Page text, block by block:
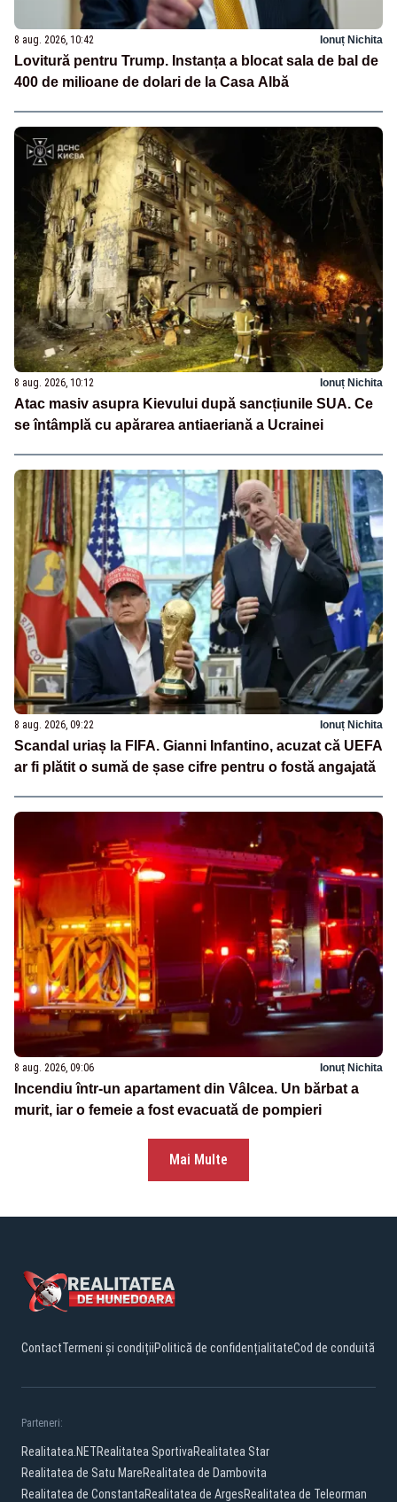
8 aug. 2026, 10:42 Ionuț Nichita
Lovitură pentru Trump. Instanța a blocat sala de bal de
400 de milioane de dolari de la Casa Albă
8 aug. 2026, 10:12 Ionuț Nichita
Atac masiv asupra Kievului după sancțiunile SUA. Ce
se întâmplă cu apărarea antiaeriană a Ucrainei
8 aug. 2026, 09:22 Ionuț Nichita
Scandal uriaș la FIFA. Gianni Infantino, acuzat că UEFA
ar fi plătit o sumă de șase cifre pentru o fostă angajată
8 aug. 2026, 09:06 Ionuț Nichita
Incendiu într-un apartament din Vâlcea. Un bărbat a
murit, iar o femeie a fost evacuată de pompieri
Mai Multe
ContactTermeni și condițiiPolitică de confidențialitateCod de conduită
Parteneri:
Realitatea.NETRealitatea SportivaRealitatea Star
Realitatea de Satu MareRealitatea de Dambovita
Realitatea de ConstantaRealitatea de ArgesRealitatea de Teleorman